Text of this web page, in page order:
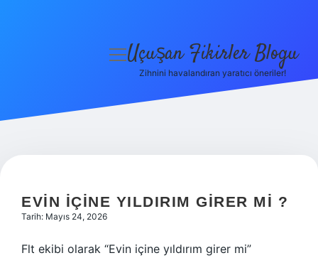
Hakkımızda
menüyü
Uçuşan Fikirler Blogu
Zihnini havalandıran yaratıcı öneriler!
EVIN IÇINE YILDIRIM GIRER MI ?
Tarih: Mayıs 24, 2026
Flt ekibi olarak “Evin içine yıldırım girer mi”